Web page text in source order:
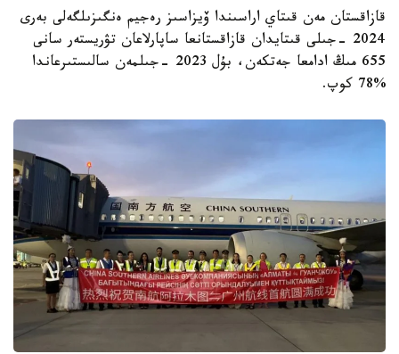
قازاقستان مەن قىتاي اراسىندا ۆيزاسىز رەجيم ەنگىزىلگەلى بەرى
2024 -جىلى قىتايدان قازاقستانعا ساپارلاعان تۋريستەر سانى
655 مىڭ ادامعا جەتكەن، بۇل 2023 -جىلمەن سالىستىرعاندا
%78 كوپ.